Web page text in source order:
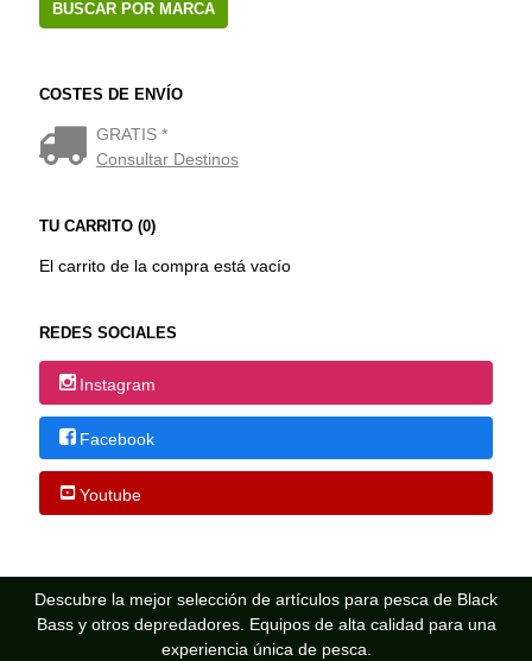
COSTES DE ENVÍO
GRATIS *
Consultar Destinos
TU CARRITO (0)
El carrito de la compra está vacío
REDES SOCIALES
Instagram
Facebook
Youtube
Descubre la mejor selección de artículos para pesca de Black
Bass y otros depredadores. Equipos de alta calidad para una
experiencia única de pesca.